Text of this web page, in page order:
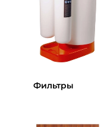
Фильтры